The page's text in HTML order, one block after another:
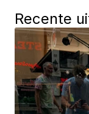
Recente